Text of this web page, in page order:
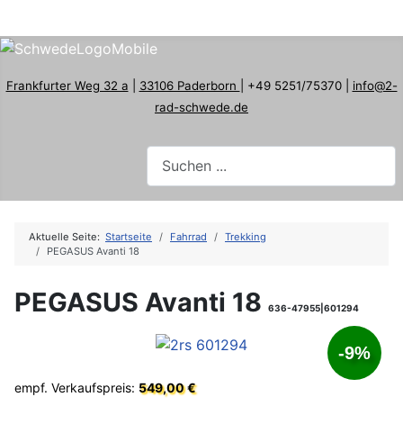
Frankfurter Weg 32 a 33106 Paderborn | +49 5251/75370 | info@2-
rad-schwede.de
Aktuelle Seite: Startseite Fahrrad
Trekking
PEGASUS Avanti 18
PEGASUS Avanti 18 636-47955|601294
-9%
empf. Verkaufspreis: 549,00 €